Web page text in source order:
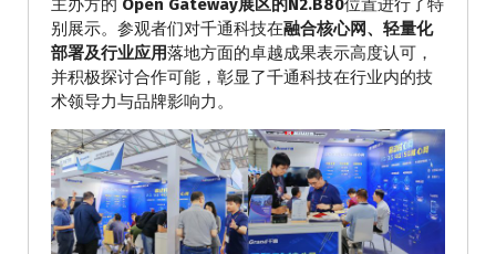
主办方的 Open Gateway展区的N2.B80位置进行了特
别展示。参观者们对千通科技在融合核心网、轻量化
部署及行业应用落地方面的卓越成果表示高度认可，
并积极探讨合作可能，彰显了千通科技在行业内的技
术领导力与品牌影响力。